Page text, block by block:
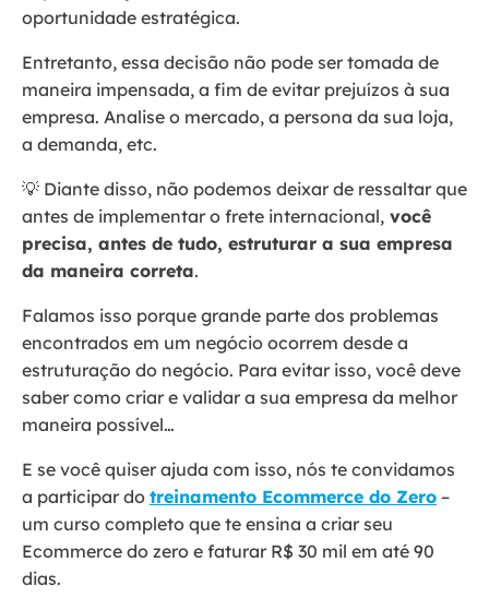
oportunidade estratégica.
Entretanto, essa decisão não pode ser tomada de
maneira impensada, a fim de evitar prejuízos à sua
empresa. Analise o mercado, a persona da sua loja,
a demanda, etc.
💡 Diante disso, não podemos deixar de ressaltar que
antes de implementar o frete internacional, você
precisa, antes de tudo, estruturar a sua empresa
da maneira correta.
Falamos isso porque grande parte dos problemas
encontrados em um negócio ocorrem desde a
estruturação do negócio. Para evitar isso, você deve
saber como criar e validar a sua empresa da melhor
maneira possível…
E se você quiser ajuda com isso, nós te convidamos
a participar do treinamento Ecommerce do Zero –
um curso completo que te ensina a criar seu
Ecommerce do zero e faturar R$ 30 mil em até 90
dias.